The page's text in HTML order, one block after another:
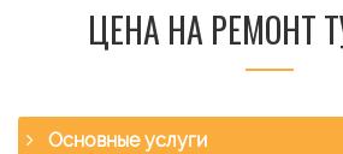
ЦЕНА НА РЕМОНТ
Основные услуги